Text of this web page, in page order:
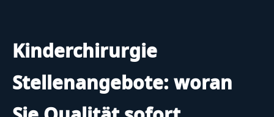
Kinderchirurgie
Stellenangebote: woran